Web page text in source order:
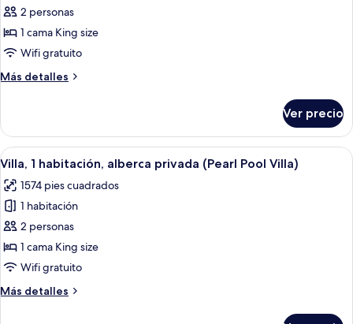
de
Suite,
1
King
SUITE
ROOM)
2 personas
1 cama King size
Wifi gratuito
Más detalles
Más
1
cama
King
(ART
SUITE
ROOM)
Ver precio
Abrir
todas
las
fotos
de
Villa,
1
alberca
Un área junto a la piscina con
12
Villa, 1 habitación, alberca privada (Pearl Pool Villa)
1574 pies cuadrados
1 habitación
2 personas
1 cama King size
Wifi gratuito
Más detalles
Más